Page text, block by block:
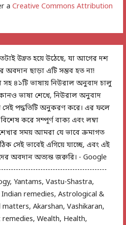
aCreative Commons Attribution
উন্নত হয়ে উঠেছে, যা আগের দশ
ছাড়া এটি সম্ভব হত না!
৪১টি ভাষায় নিউরাল অনুবাদ চালু
ভাষা শেখে, নিউরাল অনুবাদ
সেই পদ্ধতিটি অনুকরণ করে। এর ফলে
করে সম্পূর্ণ বাক্য এবং লম্বা
সময় আমরা যে ভাবে ক্রমাগত
সেই ভাবেই এগিয়ে যাচ্ছে, এবং এই
অবদান অত্যন্ত জরুরি। - Google
Yantams, Vastu-Shastra,
remedies, Astrological &
Akarshan, Vashikaran,
Wealth, Health,